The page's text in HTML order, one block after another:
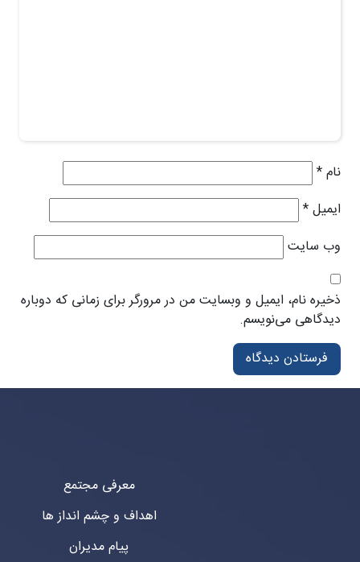
نام*
ایمیل*
وب‌ سایت
ذخیره نام، ایمیل و وبسایت من در مرورگر برای زمانی که دوباره
دیدگاهی می‌نویسم.
معرفی مجتمع
اهداف و چشم انداز ها
پیام مدیران